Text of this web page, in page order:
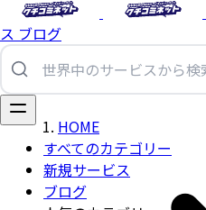
ス ブログ
すべてのカテゴリー
新規サービス
ブログ
HOME